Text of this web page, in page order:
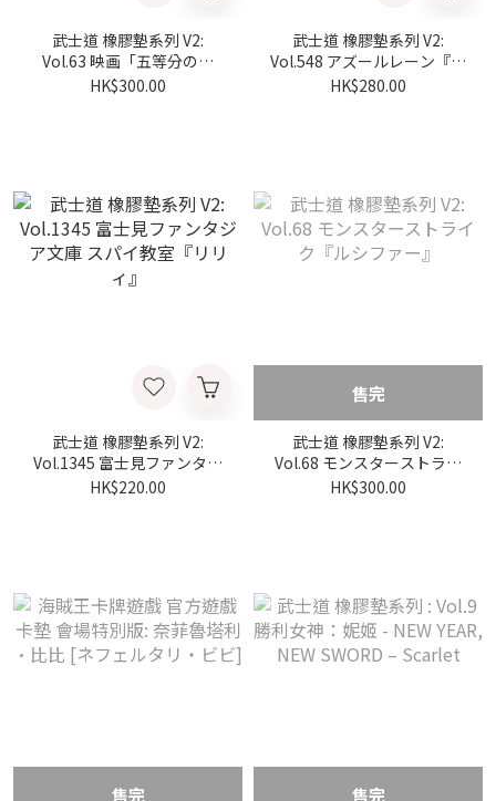
武士道 橡膠墊系列 V2:
Vol.63 映画「五等分の花
嫁」Part.2
HK$300.00
武士道 橡膠墊系列 V2:
Vol.548 アズールレーン『誇
らしきあなたへ』
HK$280.00
武士道 橡膠墊系列 V2:
Vol.1345 富士見ファンタジ
ア文庫 スパイ教室『リリ
HK$220.00
售完
武士道 橡膠墊系列 V2:
Vol.68 モンスターストライ
ク『ルシファー』
HK$300.00
售完 售完